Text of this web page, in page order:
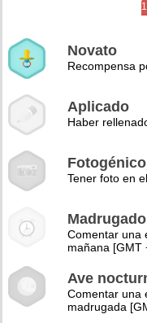
Novato
Recompensa
Aplicado
Haber
Fotogénico
Tener foto en
Comentar una
mañana [GMT
Ave
Comentar una
madrugada